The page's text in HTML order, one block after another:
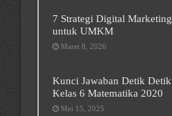
7 Strategi Digital Marketing
untuk UMKM
Maret 8, 2026
Kunci Jawaban Detik Detik
Kelas 6 Matematika 2020
Mei 15, 2025